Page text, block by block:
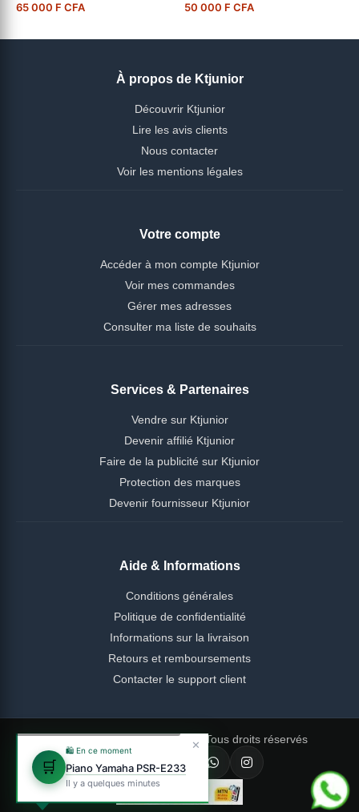
65 000 F CFA 50 000 F CFA
À propos de Ktjunior
Découvrir Ktjunior
Lire les avis clients
Nous contacter
Voir les mentions légales
Votre compte
Accéder à mon compte Ktjunior
Voir mes commandes
Gérer mes adresses
Consulter ma liste de souhaits
Services & Partenaires
Vendre sur Ktjunior
Devenir affilié Ktjunior
Faire de la publicité sur Ktjunior
Protection des marques
Devenir fournisseur Ktjunior
Aide & Informations
Conditions générales
Politique de confidentialité
Informations sur la livraison
Retours et remboursements
Contacter le support client
© 2026 Ktjunior Cameroun — Tous droits réservés
🛒
🛍️ En ce moment
Piano Yamaha PSR-E233
Il y a quelques minutes
✕